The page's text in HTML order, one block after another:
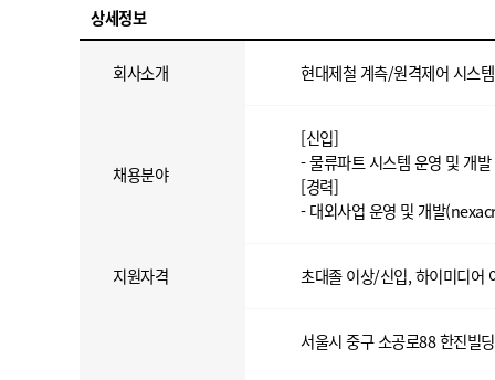
상세정보
회사소개 현대제철 계측/원격제어 시스
채용분야
[신입]
- 물류파트 시스템 운영 및 개발
[경력]
- 대외사업 운영 및 개발
지원자격 초대졸 이상/신입, 하이미디어
서울시 중구 소공로88 한진빌